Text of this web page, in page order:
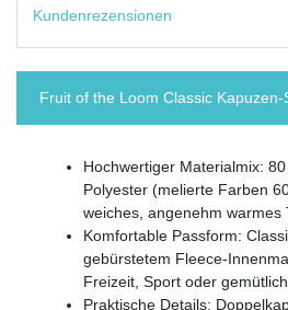
Kundenrezensionen
Fruit of the Loom Classic Kapuzen-
Hochwertiger Materialmix:
Polyester (melierte Farben
weiches, angenehm warmes
Komfortable Passform:
gebürstetem Fleece-
Freizeit, Sport oder
Praktische Details: